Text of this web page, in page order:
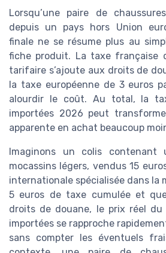
Lorsqu’une paire de
depuis un pays hors Union
finale ne se résume plus au
fiche produit. La taxe française
tarifaire s’ajoute aux droits de
la taxe européenne de 3 euros
alourdir le coût. Au total, la
importées 2026 peut
apparente en achat beaucoup
Imaginons un colis contenant
mocassins légers, vendus 15
internationale spécialisée dans la
5 euros de taxe cumulée et
droits de douane, le prix réel du
importées se rapproche
sans compter les éventuels